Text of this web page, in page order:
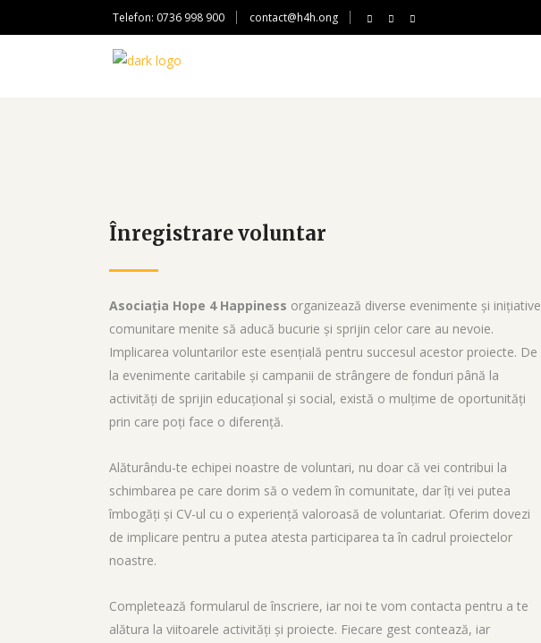
Telefon: 0736 998 900 contact@h4h.ong
Înregistrare voluntar
Asociația Hope 4 Happiness organizează diverse evenimente și inițiative
comunitare menite să aducă bucurie și sprijin celor care au nevoie.
Implicarea voluntarilor este esențială pentru succesul acestor proiecte. De
la evenimente caritabile și campanii de strângere de fonduri până la
activități de sprijin educațional și social, există o mulțime de oportunități
prin care poți face o diferență.
Alăturându-te echipei noastre de voluntari, nu doar că vei contribui la
schimbarea pe care dorim să o vedem în comunitate, dar îți vei putea
îmbogăți și CV-ul cu o experiență valoroasă de voluntariat. Oferim dovezi
de implicare pentru a putea atesta participarea ta în cadrul proiectelor
noastre.
Completează formularul de înscriere, iar noi te vom contacta pentru a te
alătura la viitoarele activități și proiecte. Fiecare gest contează, iar